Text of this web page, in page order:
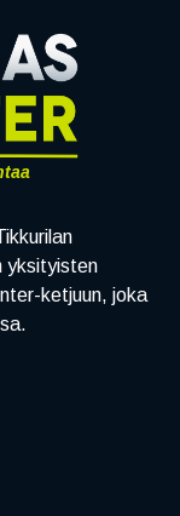
yksityisten
ketjuun, joka